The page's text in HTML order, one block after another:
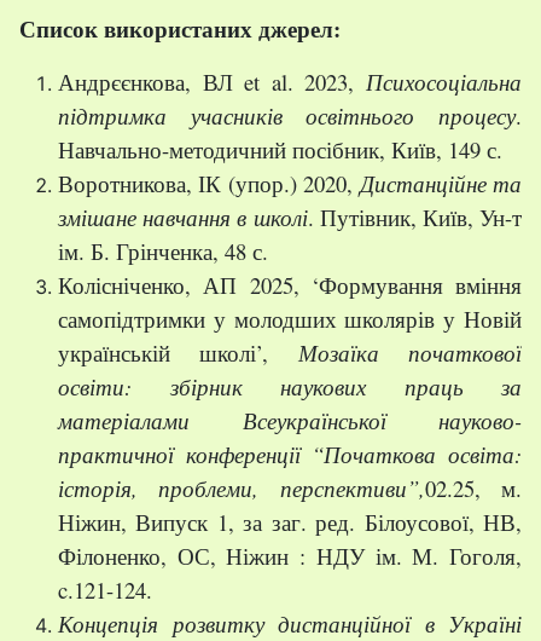
Список використаних джерел:
Андрєєнкова, ВЛ et al. 2023, Психосоціальна
підтримка учасників освітнього процесу.
Навчально-методичний посібник, Київ, 149 с.
Воротникова, ІК (упор.) 2020,Дистанційне та
змішане навчання в школі. Путівник, Київ, Ун-т
ім. Б. Грінченка, 48 с.
Колісніченко, АП 2025, ‘Формування вміння
самопідтримки у молодших школярів у Новій
українській школі’, Мозаїка початкової
освіти:
збірник наукових праць за
матеріалами Всеукраїнської науково-
практичної конференції “Початкова освіта:
історія, проблеми, перспективи”,02.25, м.
Ніжин, Випуск 1, за заг. ред. Білоусової, НВ,
Філоненко, ОС, Ніжин : НДУ ім. М. Гоголя,
c.121-124.
Концепція розвитку дистанційної в Україні